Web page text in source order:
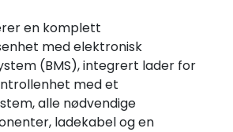
en komplett
med elektronisk
(BMS), integrert lader for
med et
alle nødvendige
ladekabel og en